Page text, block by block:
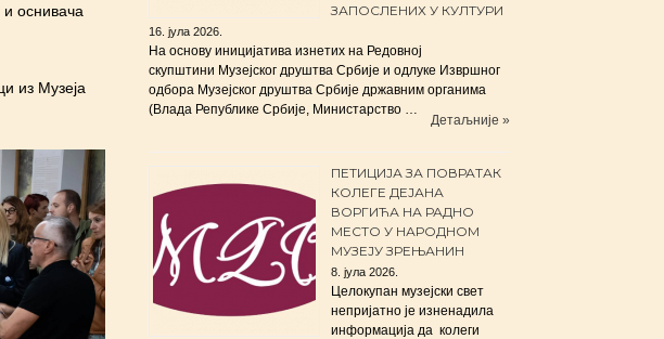
и оснивача
из Музеја
ЗАПОСЛЕНИХ У КУЛТУРИ
16. јула 2026.
На основу иницијатива изнетих на Редовној
скупштини Музејског друштва Србије и одлуке Извршног
одбора Музејског друштва Србије државним органима
(Влада Републике Србије, Министарство …
Детаљније »
ПЕТИЦИЈА ЗА ПОВРАТАК
КОЛЕГЕ ДЕЈАНА
ВОРГИЋА НА РАДНО
МЕСТО У НАРОДНОМ
МУЗЕЈУ ЗРЕЊАНИН
8. јула 2026.
Целокупан музејски свет
непријатно је изненадила
информација да колеги